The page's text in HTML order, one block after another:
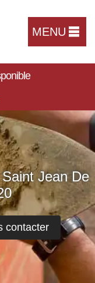
MENU
Jean De
contacter